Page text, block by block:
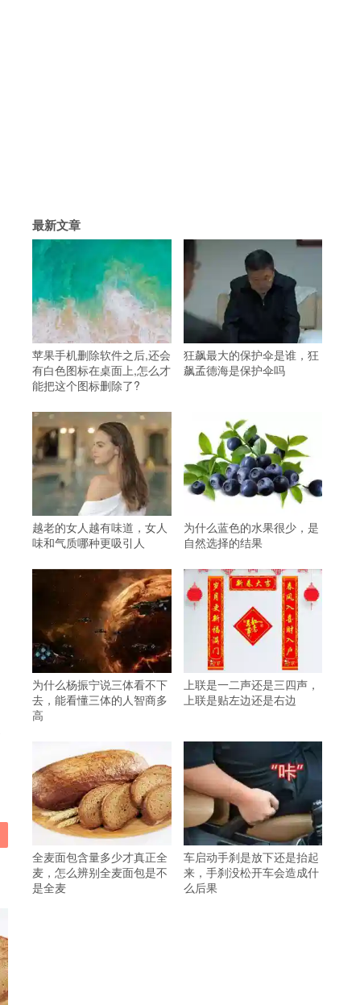
最新文章
苹果手机删除软件之后,还会
有白色图标在桌面上,怎么才
能把这个图标删除了?
狂飙最大的保护伞是谁，狂
飙孟德海是保护伞吗
越老的女人越有味道，女人
味和气质哪种更吸引人
为什么蓝色的水果很少，是
自然选择的结果
为什么杨振宁说三体看不下
去，能看懂三体的人智商多
高
上联是一二声还是三四声，
上联是贴左边还是右边
全麦面包含量多少才真正全
麦，怎么辨别全麦面包是不
是全麦
车启动手刹是放下还是抬起
来，手刹没松开车会造成什
么后果